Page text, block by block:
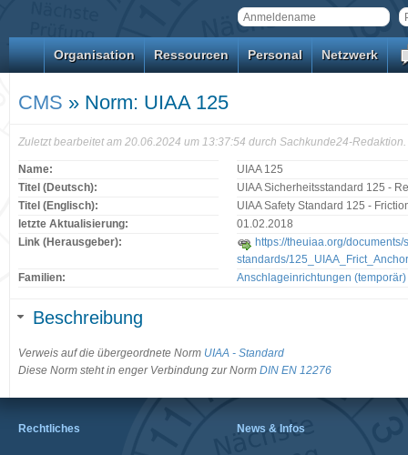
Organisation Ressourcen Personal Netzwerk
CMS » Norm: UIAA 125
Zuletzt bearbeitet am 20.06.2024 um 13:37:54 durch Sachkunde24-Redaktion.
Name:
UIAA 125
Titel (Deutsch):
UIAA Sicherheitsstandard 125 -
Titel (Englisch):
UIAA Safety Standard 125 -
letzte Aktualisierung:
01.02.2018
Link (Herausgeber):
https://theuiaa.org/documents/
standards/
Familien:
Anschlageinrichtungen (temporär)
Beschreibung
Verweis auf die übergeordnete Norm UIAA - Standard
Diese Norm steht in enger Verbindung zur Norm DIN EN 12276
Rechtliches News & Infos